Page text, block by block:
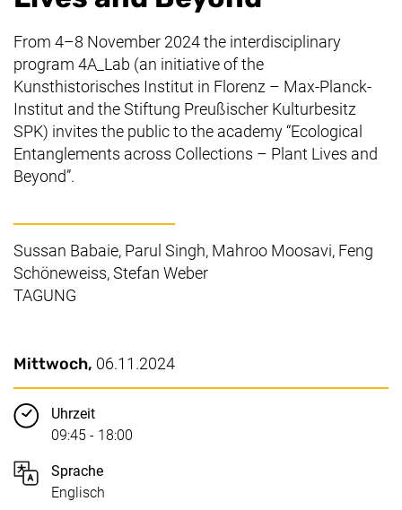
From 4–8 November 2024 the interdisciplinary
program 4A_Lab (an initiative of the
Kunsthistorisches Institut in Florenz – Max-Planck-
Institut and the Stiftung Preußischer Kulturbesitz
SPK) invites the public to the academy “Ecological
Entanglements across Collections – Plant Lives and
Beyond”.
Sussan Babaie, Parul Singh, Mahroo Moosavi, Feng
Schöneweiss, Stefan Weber
TAGUNG
Wichtige Details
Datum / Dauer:
Mittwoch, 06.11.2024
Uhrzeit
09:45 - 18:00
Sprache
Englisch